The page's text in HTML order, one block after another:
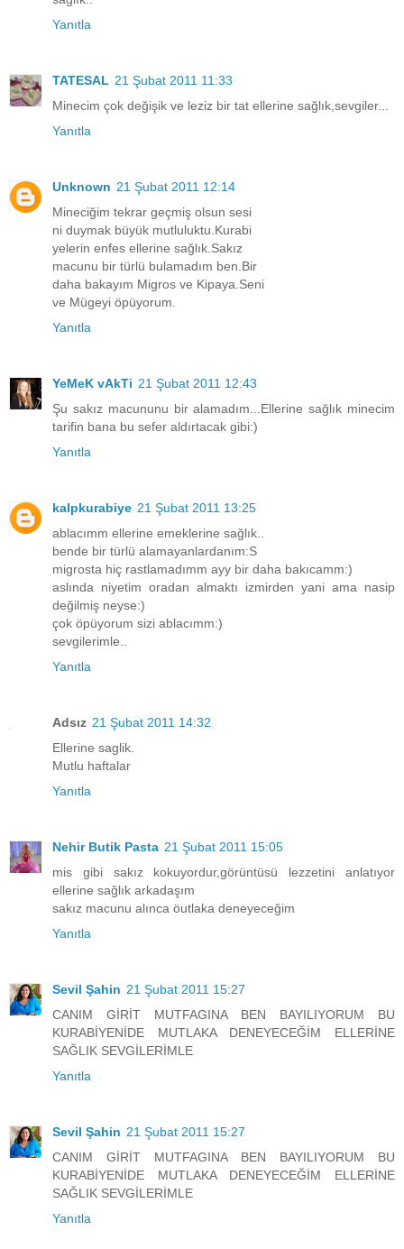
Yanıtla
TATESAL 21 Şubat 2011 11:33
Minecim çok değişik ve leziz bir tat ellerine sağlık,sevgiler...
Yanıtla
Unknown 21 Şubat 2011 12:14
Mineciğim tekrar geçmiş olsun sesi
ni duymak büyük mutluluktu.Kurabi
yelerin enfes ellerine sağlık.Sakız
macunu bir türlü bulamadım ben.Bir
daha bakayım Migros ve Kipaya.Seni
ve Mügeyi öpüyorum.
Yanıtla
YeMeK vAkTi 21 Şubat 2011 12:43
Şu sakız macununu bir alamadım...Ellerine sağlık minecim
tarifin bana bu sefer aldırtacak gibi:)
Yanıtla
kalpkurabiye 21 Şubat 2011 13:25
ablacımm ellerine emeklerine sağlık..
bende bir türlü alamayanlardanım:S
migrosta hiç rastlamadımm ayy bir daha bakıcamm:)
aslında niyetim oradan almaktı izmirden yani ama nasip
değilmiş neyse:)
çok öpüyorum sizi ablacımm:)
sevgilerimle..
Yanıtla
Adsız 21 Şubat 2011 14:32
Ellerine saglik.
Mutlu haftalar
Yanıtla
Nehir Butik Pasta 21 Şubat 2011 15:05
mis gibi sakız kokuyordur,görüntüsü lezzetini anlatıyor
ellerine sağlık arkadaşım
sakız macunu alınca öutlaka deneyeceğim
Yanıtla
Sevil Şahin 21 Şubat 2011 15:27
CANIM GİRİT MUTFAGINA BEN BAYILIYORUM BU
KURABİYENİDE MUTLAKA DENEYECEĞİM ELLERİNE
SAĞLIK SEVGİLERİMLE
Yanıtla
Sevil Şahin 21 Şubat 2011 15:27
CANIM GİRİT MUTFAGINA BEN BAYILIYORUM BU
KURABİYENİDE MUTLAKA DENEYECEĞİM ELLERİNE
SAĞLIK SEVGİLERİMLE
Yanıtla